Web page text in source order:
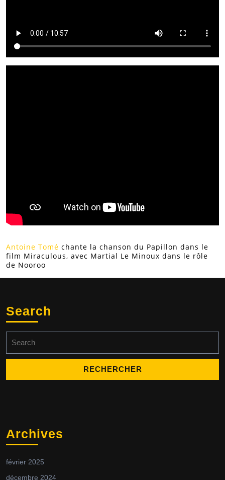
Antoine Tomé chante la chanson du Papillon dans le
film Miraculous, avec Martial Le Minoux dans le rôle
de Nooroo
Search
for:
Archives
février 2025
décembre 2024